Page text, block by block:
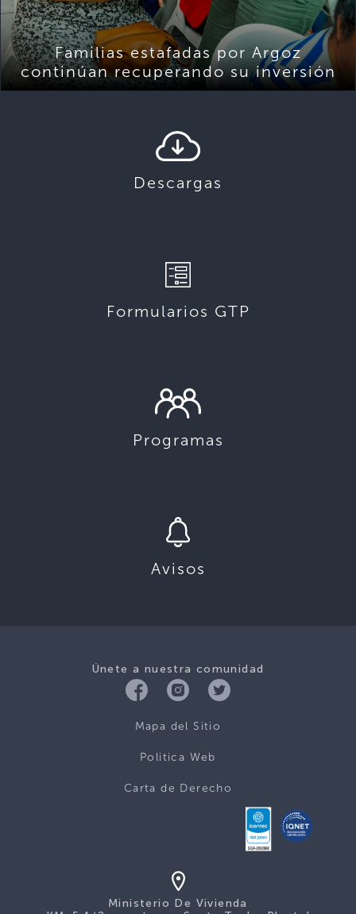
Familias estafadas por Argoz
continúan recuperando su inversión
Descargas
Formularios GTP
Programas
Avisos
Únete a nuestra comunidad
Mapa del Sitio
Politica Web
Carta de Derecho
Ministerio De Vivienda